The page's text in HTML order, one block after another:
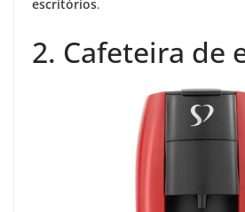
escritórios.
2. Cafeteira de